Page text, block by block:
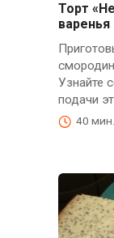
Торт
варенья
Узнайте
подачи
40 мин.